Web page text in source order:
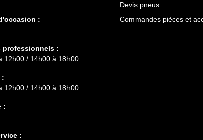
:
professionnels :
12h00 / 14h00 à 18h00
:
12h00 / 14h00 à 18h00
:
:
Devis pneus
Commandes pièces et